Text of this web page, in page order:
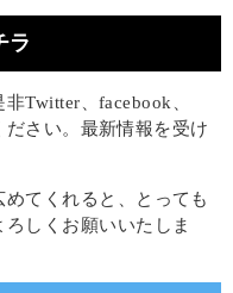
ラ
Twitter、facebook、
さい。最新情報を受け
てくれると、とっても
しくお願いいたしま